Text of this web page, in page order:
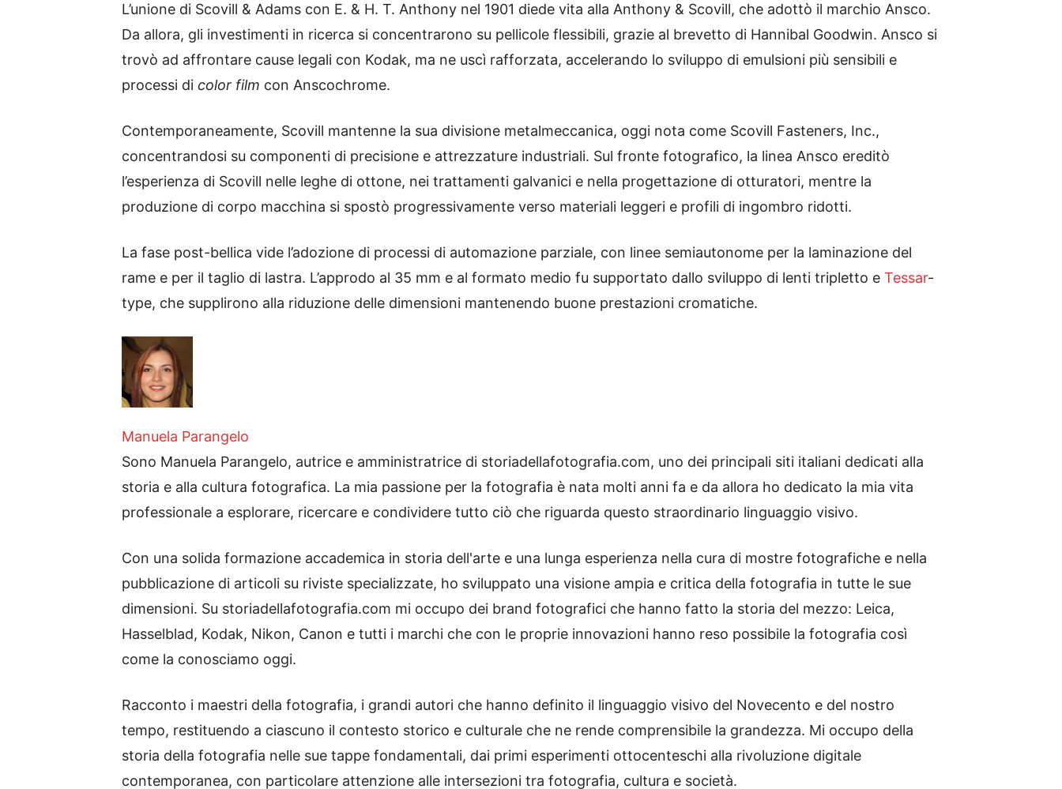
L’unione di Scovill & Adams con E. & H. T. Anthony nel 1901 diede vita alla Anthony & Scovill, che adottò il marchio Ansco.
Da allora, gli investimenti in ricerca si concentrarono su pellicole flessibili, grazie al brevetto di Hannibal Goodwin. Ansco si
trovò ad affrontare cause legali con Kodak, ma ne uscì rafforzata, accelerando lo sviluppo di emulsioni più sensibili e
processi di color film con Anscochrome.
Contemporaneamente, Scovill mantenne la sua divisione metalmeccanica, oggi nota come Scovill Fasteners, Inc.,
concentrandosi su componenti di precisione e attrezzature industriali. Sul fronte fotografico, la linea Ansco ereditò
l’esperienza di Scovill nelle leghe di ottone, nei trattamenti galvanici e nella progettazione di otturatori, mentre la
produzione di corpo macchina si spostò progressivamente verso materiali leggeri e profili di ingombro ridotti.
La fase post-bellica vide l’adozione di processi di automazione parziale, con linee semiautonome per la laminazione del
rame e per il taglio di lastra. L’approdo al 35 mm e al formato medio fu supportato dallo sviluppo di lenti tripletto e Tessar-
type, che supplirono alla riduzione delle dimensioni mantenendo buone prestazioni cromatiche.
Manuela Parangelo
Sono Manuela Parangelo, autrice e amministratrice di storiadellafotografia.com, uno dei principali siti italiani dedicati alla
storia e alla cultura fotografica. La mia passione per la fotografia è nata molti anni fa e da allora ho dedicato la mia vita
professionale a esplorare, ricercare e condividere tutto ciò che riguarda questo straordinario linguaggio visivo.
Con una solida formazione accademica in storia dell'arte e una lunga esperienza nella cura di mostre fotografiche e nella
pubblicazione di articoli su riviste specializzate, ho sviluppato una visione ampia e critica della fotografia in tutte le sue
dimensioni. Su storiadellafotografia.com mi occupo dei brand fotografici che hanno fatto la storia del mezzo: Leica,
Hasselblad, Kodak, Nikon, Canon e tutti i marchi che con le proprie innovazioni hanno reso possibile la fotografia così
come la conosciamo oggi.
Racconto i maestri della fotografia, i grandi autori che hanno definito il linguaggio visivo del Novecento e del nostro
tempo, restituendo a ciascuno il contesto storico e culturale che ne rende comprensibile la grandezza. Mi occupo della
storia della fotografia nelle sue tappe fondamentali, dai primi esperimenti ottocenteschi alla rivoluzione digitale
contemporanea, con particolare attenzione alle intersezioni tra fotografia, cultura e società.